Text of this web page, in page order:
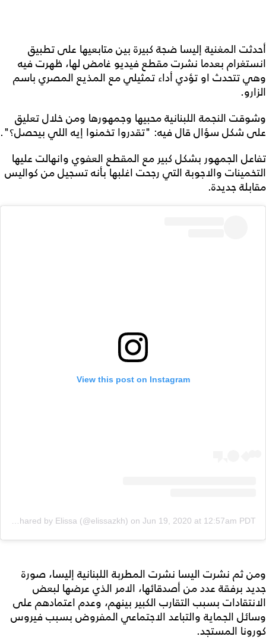
أحدثت المغنية إليسا ضجة كبيرة بين متابعيها على تطبيق
انستغرام بعدما نشرت مقطع فيديو غامض لها، ظهرت فيه
وهي تتحدث او تؤدي أداء تمثيلي مع المذيع المصري باسم
الزارو.
وشوقت النجمة اللبنانية محبيها وجمهورها ومن خلال تعليق
على شكل سؤال قال فيه: "تقدروا تخمنوا إيه اللي بيحصل؟".
تفاعل الجمهور بشكل كبير مع المقطع العفوي وانهالت عليها
التخمينات والاجوبة التي رجحت اغلبها بأنه تسجيل من كواليس
مقابلة جديدة.
View this post on Instagram
on Jun 19, 2020 at 12:57am PDT
ومن ثم نشرت اليسا نشرت المطربة اللبنانية إليسا، صورة
جديد برفقة عدد من أصدقائها، الامر الذي عرضها لبعض
الانتقادات بسبب التقارب الكبير بينهم، وعدم اعتمادهم على
وسائل الجماية والتباعد الاجتماعي المفروض بسبب فيروس
كورونا المستجد.